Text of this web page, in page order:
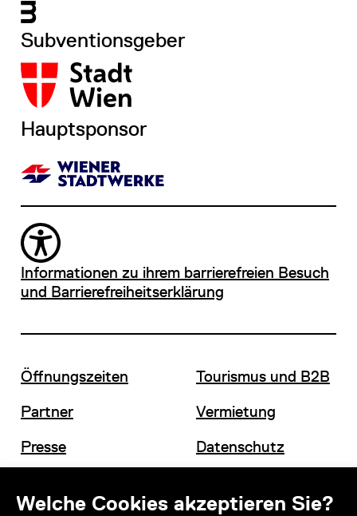
Welche Cookies akzeptieren Sie?
Subventionsgeber
Hauptsponsor
Informationen zu ihrem barrierefreien Besuch
und Barrierefreiheitserklärung
Öffnungszeiten
Partner
Presse
Tourismus und B2B
Vermietung
Datenschutz